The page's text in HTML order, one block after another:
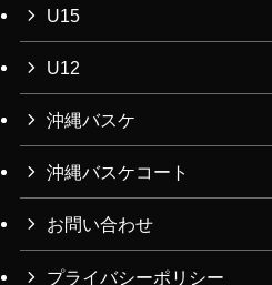
U15
U12
沖縄バスケ
沖縄バスケコート
お問い合わせ
プライバシーポリシー